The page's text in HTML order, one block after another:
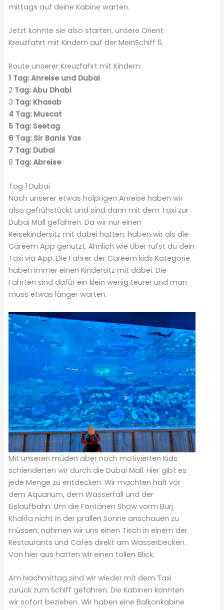
mittags auf deine Kabine warten.
Jetzt konnte sie also starten, unsere Orient
Kreuzfahrt mit Kindern auf der MeinSchiff 6.
Route unserer Kreuzfahrt mit Kindern:
1 Tag:Anreise und Dubai
2 Tag:Abu Dhabi
3 Tag: Khasab
4 Tag: Muscat
5 Tag: Seetag
6 Tag: Sir Banis Yas
7 Tag: Dubai
8 Tag: Abreise
Tag 1 Dubai
Nach unserer etwas holprigen Anreise haben wir
also gefrühstückt und sind dann mit dem Taxi zur
Dubai Mall gefahren. Da wir nur einen
Reisekindersitz mit dabei hatten, haben wir als die
Careem App genutzt. Ähnlich wie Uber rufst du dein
Taxi via App. Die Fahrer der Careem kids Kategorie
haben immer einen Kindersitz mit dabei. Die
Fahrten sind dafür ein klein wenig teurer und man
muss etwas länger warten.
Mit unseren müden aber noch motivierten Kids
schlenderten wir durch die Dubai Mall. Hier gibt es
jede Menge zu entdecken. Wir machten halt vor
dem Aquarium, dem Wasserfall und der
Eislaufbahn. Um die Fontänen Show vorm Burj
Khalifa nicht in der prallen Sonne anschauen zu
müssen, nahmen wir uns einen Tisch in einem der
Restaurants und Cafés direkt am Wasserbecken.
Von hier aus hatten wir einen tollen Blick.
Am Nachmittag sind wir wieder mit dem Taxi
zurück zum Schiff gefahren. Die Kabinen konnten
wir sofort beziehen. Wir haben eine Balkonkabine